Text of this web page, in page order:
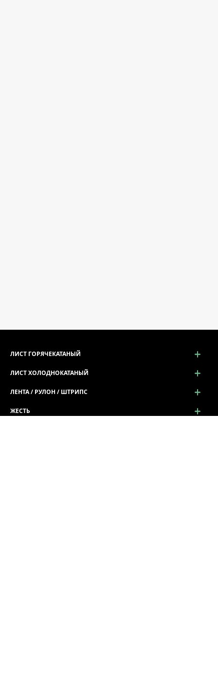
ЛИСТ ГОРЯЧЕКАТАНЫЙ
ЛИСТ ХОЛОДНОКАТАНЫЙ
ЛЕНТА / РУЛОН / ШТРИПС
ЖЕСТЬ